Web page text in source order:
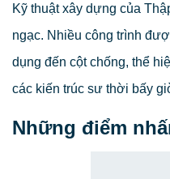
Kỹ thuật xây dựng của
ngạc. Nhiều công trình
dụng đến cột chống, thể
các kiến trúc sư thời bấy
Những điểm